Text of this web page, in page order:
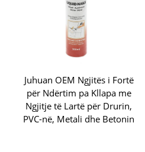
Juhuan OEM Ngjitës i Fortë
për Ndërtim pa Kllapa me
Ngjitje të Lartë për Drurin,
PVC-në, Metali dhe Betonin